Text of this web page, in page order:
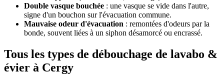
Double vasque bouchée : une vasque se vide dans l'autre,
signe d'un bouchon sur l'évacuation commune.
Mauvaise odeur d'évacuation : remontées d'odeurs par la
bonde, souvent liées à un siphon désamorcé ou encrassé.
Tous les types de débouchage de lavabo &
évier à Cergy